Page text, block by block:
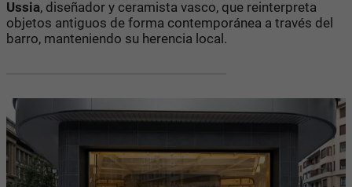
Ussia, diseñador y ceramista vasco, que reinterpreta
objetos antiguos de forma contemporánea a través del
barro, manteniendo su herencia local.